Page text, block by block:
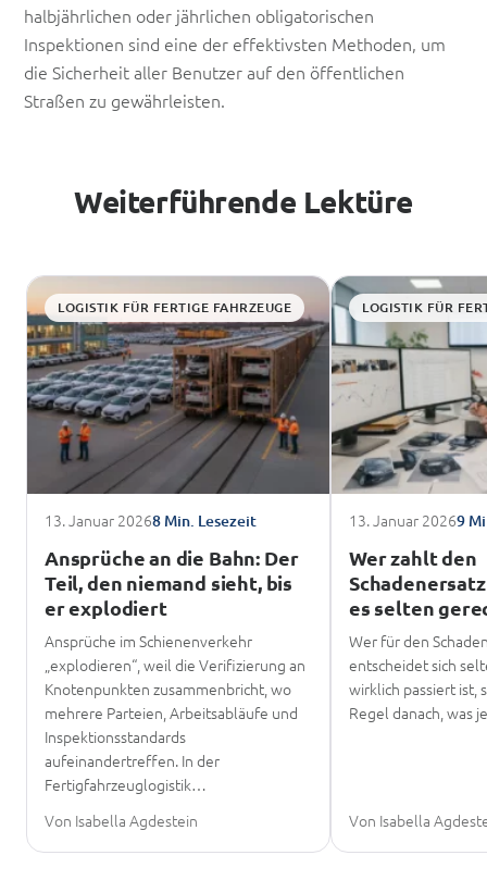
halbjährlichen oder jährlichen obligatorischen
Inspektionen sind eine der effektivsten Methoden, um
die Sicherheit aller Benutzer auf den öffentlichen
Straßen zu gewährleisten.
Weiterführende Lektüre
LOGISTIK FÜR FERTIGE FAHRZEUGE
13. Januar 20268 Min. Lesezeit
Ansprüche an die Bahn: Der
Teil, den niemand sieht, bis
er explodiert
Ansprüche im Schienenverkehr
„explodieren“, weil die Verifizierung an
Knotenpunkten zusammenbricht, wo
mehrere Parteien, Arbeitsabläufe und
Inspektionsstandards
aufeinandertreffen. In der
Fertigfahrzeuglogistik…
Von Isabella Agdestein
LOGISTIK FÜR
13. Januar 20269
Wer zahlt den
es selten
Wer für den
entscheidet sich
wirklich passiert ist,
Regel danach, was
Von Isabella